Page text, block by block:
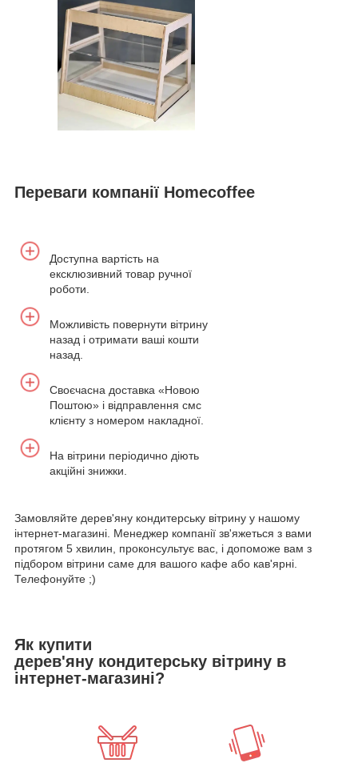
Переваги компанії Homecoffee
Доступна вартість на
ексклюзивний товар ручної
роботи.
Можливість повернути вітрину
назад і отримати ваші кошти
назад.
Своєчасна доставка «Новою
Поштою» і відправлення смс
клієнту з номером накладної.
На вітрини періодично діють
акційні знижки.
Замовляйте дерев'яну кондитерську вітрину у нашому
інтернет-магазині. Менеджер компанії зв'яжеться з вами
протягом 5 хвилин, проконсультує вас, і допоможе вам з
підбором вітрини саме для вашого кафе або кав'ярні.
Телефонуйте ;)
Як купити
дерев'яну кондитерську вітрину в
інтернет-магазині?